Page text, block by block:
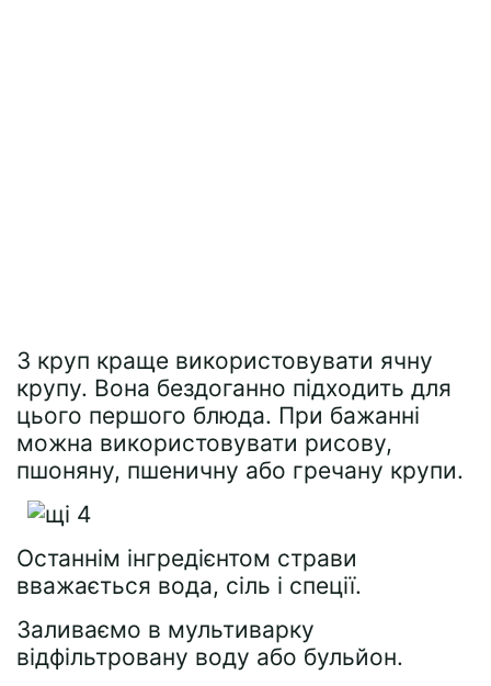
З круп краще використовувати ячну
крупу. Вона бездоганно підходить для
цього першого блюда. При бажанні
можна використовувати рисову,
пшоняну, пшеничну або гречану крупи.
Останнім інгредієнтом страви
вважається вода, сіль і спеції.
Заливаємо в мультиварку
відфільтровану воду або бульйон.